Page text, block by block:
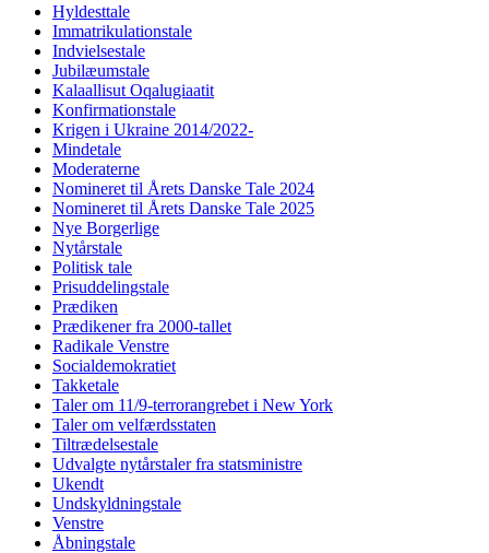
Hyldesttale
Immatrikulationstale
Indvielsestale
Jubilæumstale
Kalaallisut Oqalugiaatit
Konfirmationstale
Krigen i Ukraine 2014/2022-
Mindetale
Moderaterne
Nomineret til Årets Danske Tale 2024
Nomineret til Årets Danske Tale 2025
Nye Borgerlige
Nytårstale
Politisk tale
Prisuddelingstale
Prædiken
Prædikener fra 2000-tallet
Radikale Venstre
Socialdemokratiet
Takketale
Taler om 11/9-terrorangrebet i New York
Taler om velfærdsstaten
Tiltrædelsestale
Udvalgte nytårstaler fra statsministre
Ukendt
Undskyldningstale
Venstre
Åbningstale